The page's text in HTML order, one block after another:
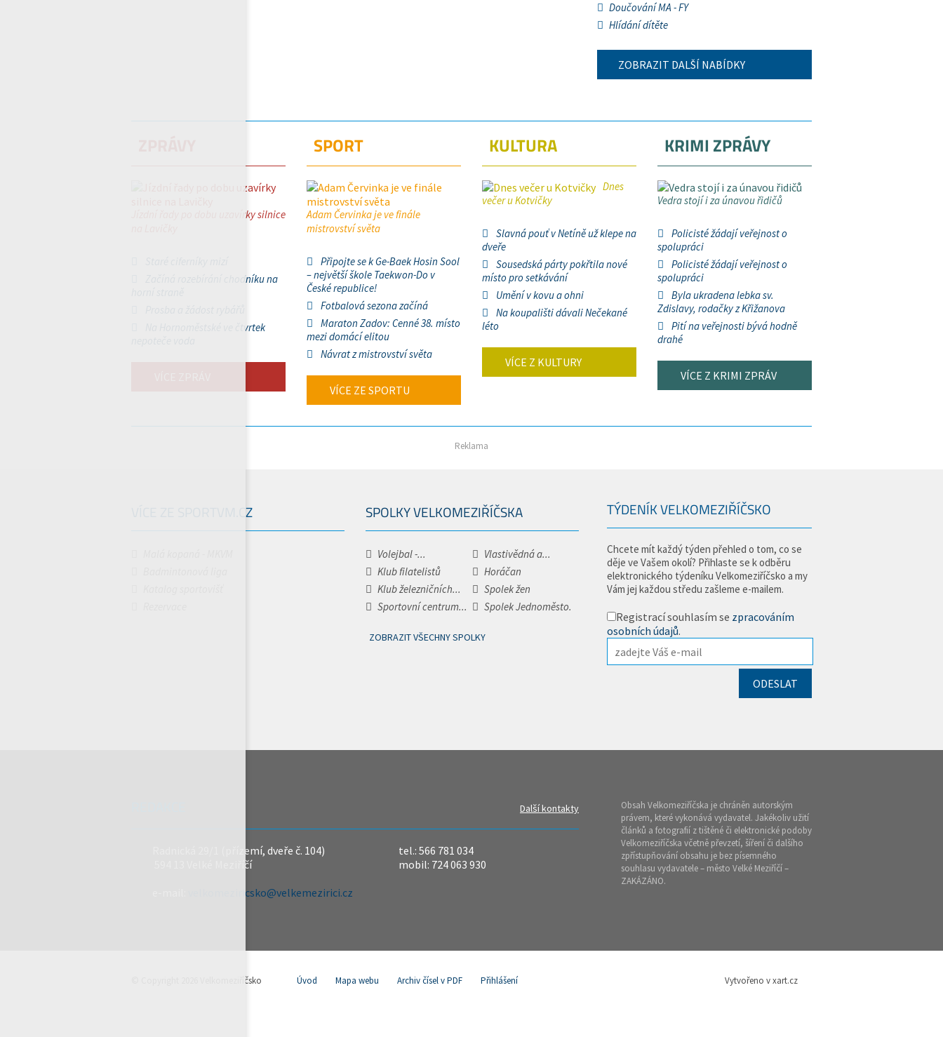
Doučování MA - FY
Hlídání dítěte
ZOBRAZIT DALŠÍ NABÍDKY
Jízdní řady po dobu uzavírky silnice
Začíná rozebírání chodníku na
Na Hornoměstské ve čtvrtek
SPORT
Adam Červinka je ve finále
mistrovství světa
Připojte se k Ge-Baek Hosin Sool
– největší škole Taekwon-Do v
České republice!
Fotbalová sezona začíná
Maraton Zadov: Cenné 38. místo
mezi domácí elitou
Návrat z mistrovství světa
VÍCE ZE SPORTU
KULTURA
Dnes
večer u Kotvičky
Slavná pouť v Netíně už klepe na
dveře
Sousedská párty pokřtila nové
místo pro setkávání
Umění v kovu a ohni
Na koupališti dávali Nečekané
léto
VÍCE Z KULTURY
KRIMI ZPRÁVY
Vedra stojí i za únavou řidičů
Policisté žádají veřejnost o
spolupráci
Policisté žádají veřejnost o
spolupráci
Byla ukradena lebka sv.
Zdislavy, rodačky z Křižanova
Pití na veřejnosti bývá hodně
drahé
VÍCE Z KRIMI ZPRÁV
Reklama
VÍCE ZE SPORTVM.CZ SPOLKY VELKOMEZIŘÍČSKA
Volejbal -...
Vlastivědná a...
Klub filatelistů
Horáčan
Klub železničních...
Spolek žen
Sportovní centrum...
Spolek Jednoměsto.
ZOBRAZIT VŠECHNY SPOLKY
TÝDENÍK VELKOMEZIŘÍČSKO
Chcete mít každý týden přehled o tom, co se
děje ve Vašem okolí? Přihlaste se k odběru
elektronického týdeníku Velkomeziříčsko a my
Vám jej každou středu zašleme e-mailem.
Registrací souhlasím se zpracováním
osobních údajů.
Další kontakty
Radnická 29/1 (přízemí, dveře č. 104)
594 13 Velké Meziříčí
velkomeziricsko@velkemezirici.cz
tel.: 566 781 034
mobil: 724 063 930
Obsah Velkomeziříčska je chráněn autorským
právem, které vykonává vydavatel. Jakékoliv užití
článků a fotografií z tištěné či elektronické podoby
Velkomeziříčska včetně převzetí, šíření či dalšího
zpřístupňování obsahu je bez písemného
souhlasu vydavatele – město Velké Meziříčí –
ZAKÁZÁNO.
© Copyright 2026 Velkomeziříčsko Úvod Mapa webu Archiv čísel v PDF Přihlášení Vytvořeno v xart.cz